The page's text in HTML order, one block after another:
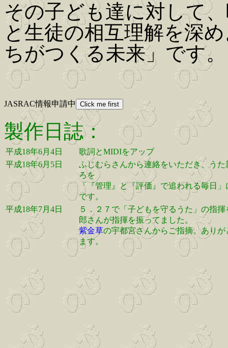
その子ども達に対して
と生徒の相互理解を深
ちがつくる未来」です。
JASRAC情報申請中
製作日誌：
平成18年6月4日
歌詞とMIDIをアップ
平成18年6月5日
ふじむらさんから連絡をいただき、う
ろを
「『管理』と『評価』で追われる毎日
です。
平成18年7月4日
５．２７で「子どもを守るうた」の指
郎さんが指揮を振ってました。
紫金草の宇都宮さんからご指摘。あり
ます。